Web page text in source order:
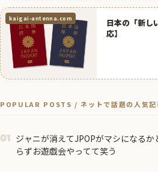
kaigai-antenna.com
日本の「新し
応】
POPULAR POSTS / ネットで話題の人気記
01 ジャニが消えてJPOPがマシになるか
らずお遊戯会やってて笑う